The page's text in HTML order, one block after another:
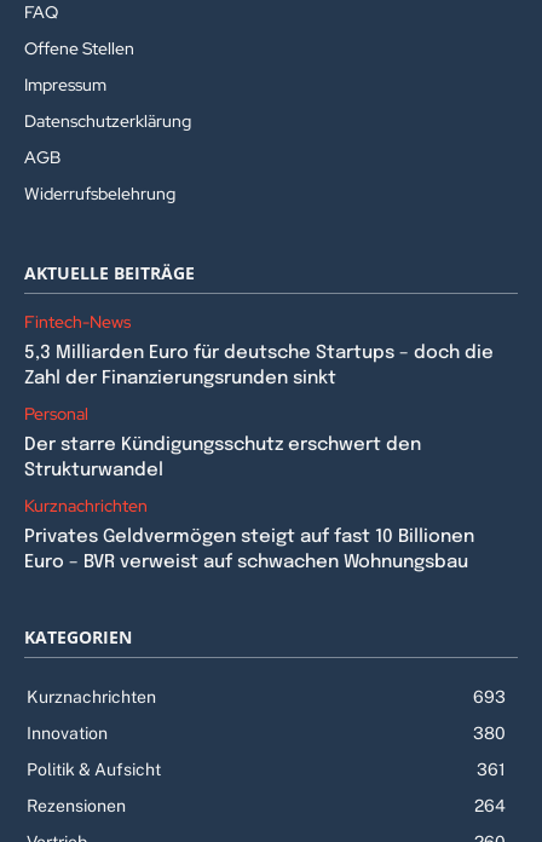
FAQ
Offene Stellen
Impressum
Datenschutzerklärung
AGB
Widerrufsbelehrung
AKTUELLE BEITRÄGE
Fintech-News
5,3 Milliarden Euro für deutsche Startups – doch die
Zahl der Finanzierungsrunden sinkt
Personal
Der starre Kündigungsschutz erschwert den
Strukturwandel
Kurznachrichten
Privates Geldvermögen steigt auf fast 10 Billionen
Euro – BVR verweist auf schwachen Wohnungsbau
KATEGORIEN
Kurznachrichten
693
Innovation
380
Politik & Aufsicht
361
Rezensionen
264